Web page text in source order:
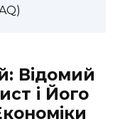
Відомий
і Його